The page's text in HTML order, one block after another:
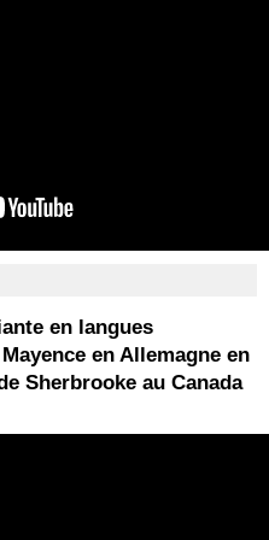
en langues
en Allemagne en
Sherbrooke au Canada